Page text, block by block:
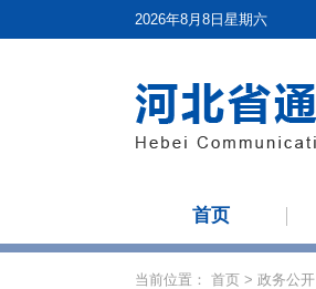
2026年8月8日星期六
首页
当前位置： 首页 > 政务公开